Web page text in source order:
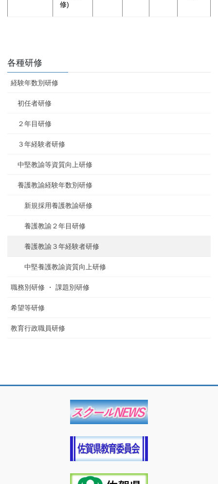
修)
各種研修
経験年数別研修
初任者研修
２年目研修
３年経験者研修
中堅教諭等資質向上研修
養護教諭経験年数別研修
新規採用養護教諭研修
養護教諭２年目研修
養護教諭３年経験者研修
中堅養護教諭資質向上研修
職務別研修 ・ 課題別研修
希望等研修
教育行政職員研修